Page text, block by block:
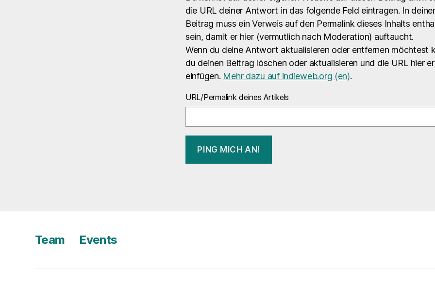
die URL deiner Antwort in das folgende Feld eintragen. In
Beitrag muss ein Verweis auf den Permalink dieses Inhalts
sein, damit er hier (vermutlich nach Moderation) auftaucht.
Wenn du deine Antwort aktualisieren oder entfernen möchtest
du deinen Beitrag löschen oder aktualisieren und die URL hier
einfügen. Mehr dazu auf indieweb.org (en).
URL/Permalink deines Artikels
Team Events